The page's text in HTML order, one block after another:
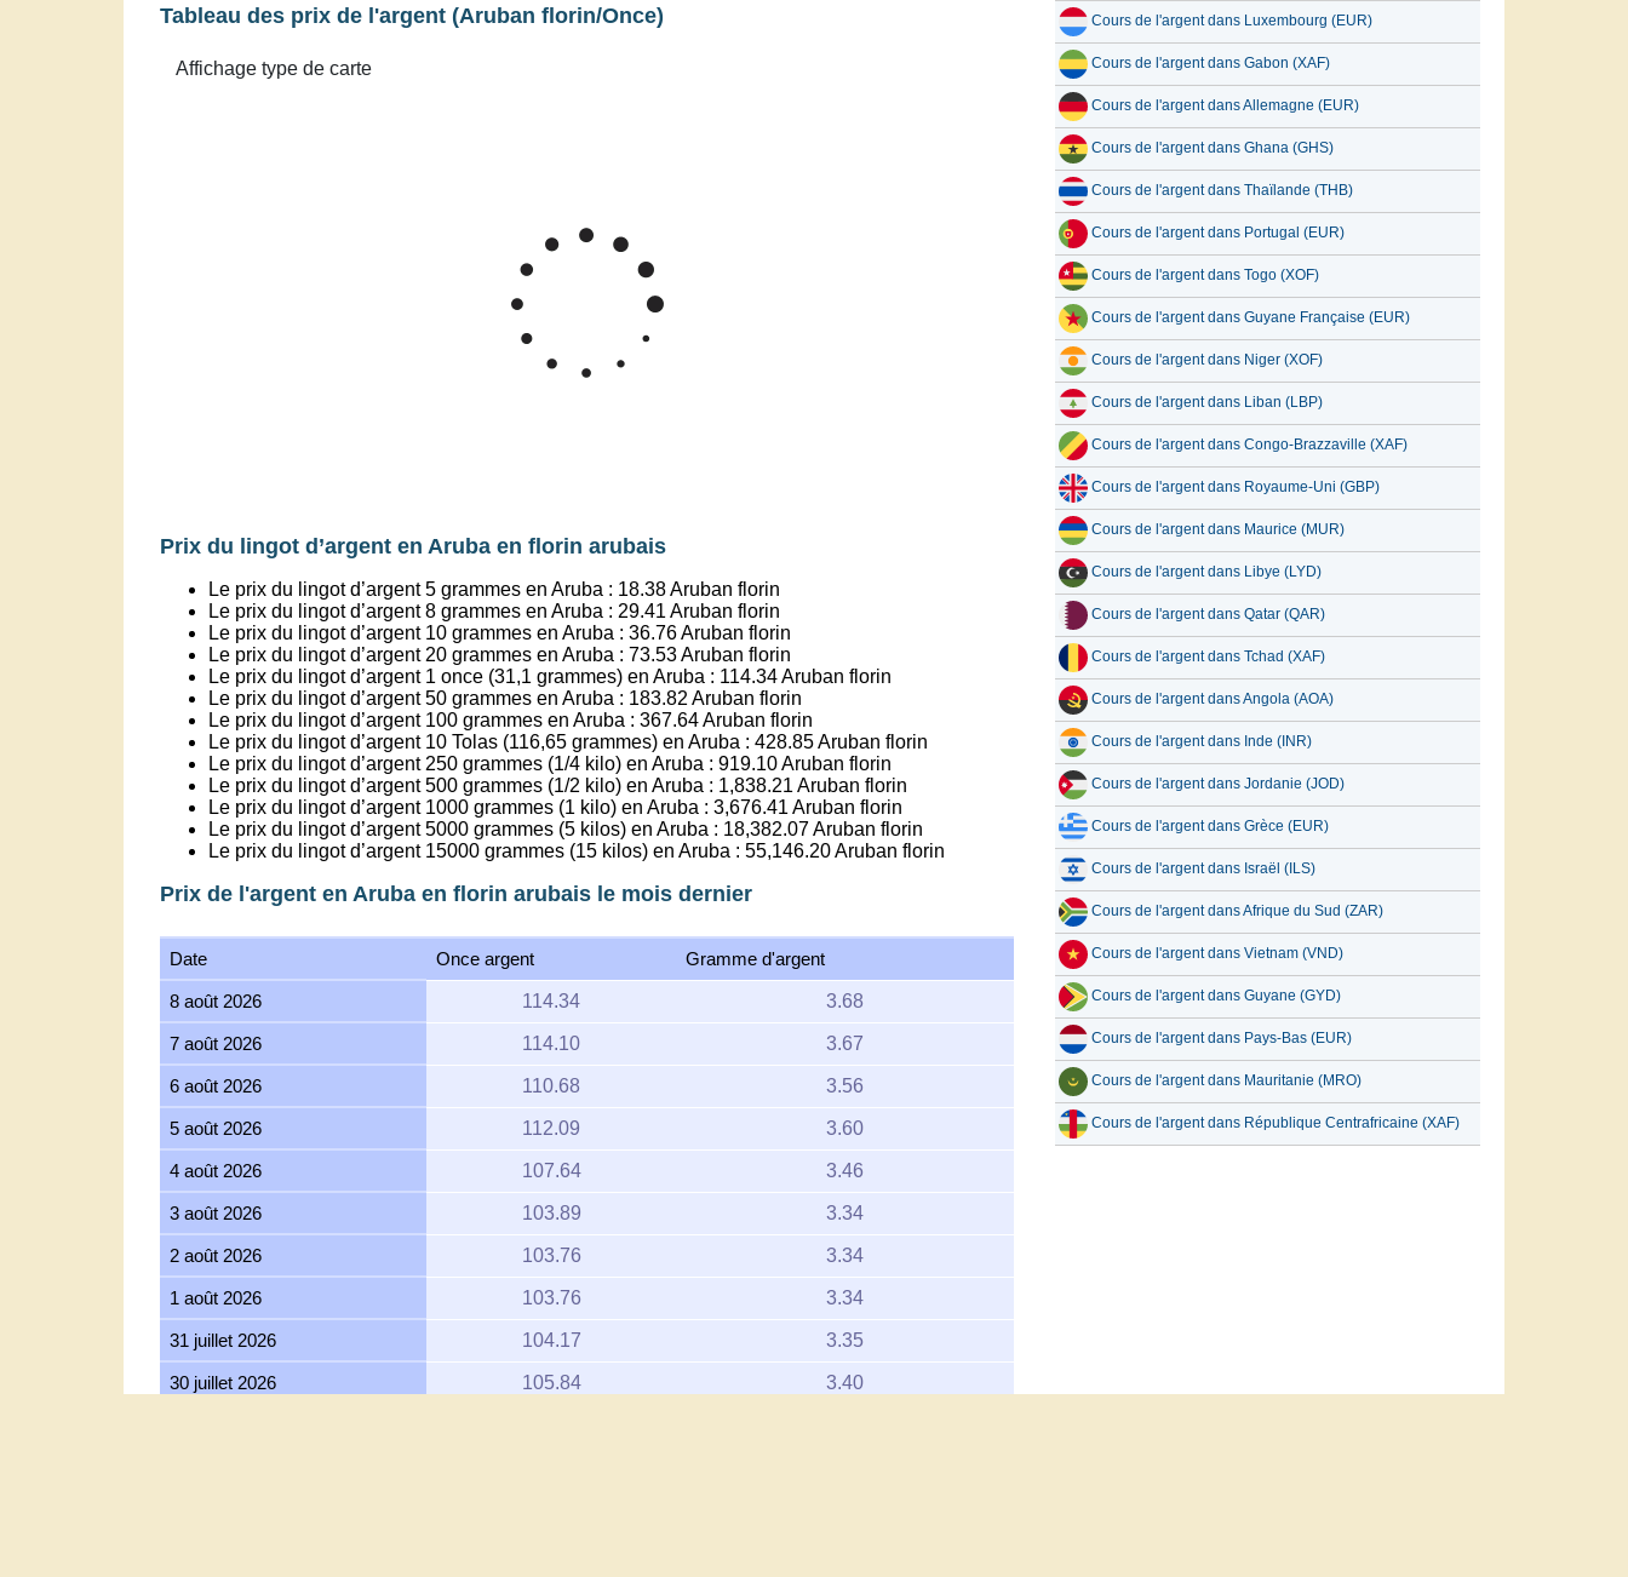
Tableau des prix de l'argent (Aruban florin/Once)
Prix de l'argent en Aruban florin par once
May '26
Zoom 1m 3m 6m YTD
Le prix du lingot d’argent 5 grammes en Aruba :18.38
Le prix du lingot d’argent 8 grammes en Aruba :
Le prix du lingot d’argent 10 grammes en Aruba :36.76Aruban florin
Le prix du lingot d’argent 20 grammes en Aruba :73.53Aruban florin
Le prix du lingot d’argent 1 once (31,1 grammes) en Aruba :114.34Aruban florin
Le prix du lingot d’argent 50 grammes en Aruba : 183.82Aruban florin
Le prix du lingot d’argent 100 grammes en Aruba :367.64Aruban florin
Le prix du lingot d’argent 10 Tolas (116,65 grammes) en Aruba : 428.85
Le prix du lingot d’argent 250 grammes (1/4 kilo) en Aruba :919.10Aruban florin
Le prix du lingot d’argent 500 grammes (1/2 kilo) en Aruba :1,838.21Aruban florin
Le prix du lingot d’argent 1000 grammes (1 kilo) en Aruba : 3,676.41Aruban florin
Le prix du lingot d’argent 5000 grammes (5 kilos) en Aruba :18,382.07Aruban florin
Le prix du lingot d’argent 15000 grammes (15 kilos) en Aruba :55,146.20Aruban florin
Prix de l'argent en Aruba en florin arubais le mois dernier
8 août 2026 114.34
7 août 2026 114.10 3.67
6 août 2026 110.68 3.56
5 août 2026 112.09 3.60
4 août 2026 107.64 3.46
3 août 2026 103.89 3.34
2 août 2026 103.76 3.34
1 août 2026 103.76 3.34
31 juillet 2026 104.17 3.35
30 juillet 2026 105.84 3.40
29 juillet 2026 104.31 3.35
Cours de l'argent dans Luxembourg (EUR)
Cours de l'argent dans Gabon (XAF)
Cours de l'argent dans Allemagne (EUR)
Cours de l'argent dans Ghana (GHS)
Cours de l'argent dans Thaïlande (THB)
Cours de l'argent dans Portugal (EUR)
Cours de l'argent dans Togo (XOF)
Cours de l'argent dans Guyane Française (EUR)
Cours de l'argent dans Niger (XOF)
Cours de l'argent dans Liban (LBP)
Cours de l'argent dans Congo-Brazzaville (XAF)
Cours de l'argent dans Royaume-Uni (GBP)
Cours de l'argent dans Maurice (MUR)
Cours de l'argent dans Libye (LYD)
Cours de l'argent dans Qatar (QAR)
Cours de l'argent dans Tchad (XAF)
Cours de l'argent dans Angola (AOA)
Cours de l'argent dans Inde (INR)
Cours de l'argent dans Jordanie (JOD)
Cours de l'argent dans Grèce (EUR)
Cours de l'argent dans Israël (ILS)
Cours de l'argent dans Afrique du Sud (ZAR)
Cours de l'argent dans Vietnam (VND)
Cours de l'argent dans Guyane (GYD)
Cours de l'argent dans Pays-Bas (EUR)
Cours de l'argent dans Mauritanie (MRO)
Cours de l'argent dans République Centrafricaine (XAF)